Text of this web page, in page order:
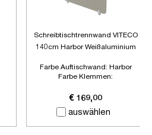
auswählen
Schreibtischtrennwand VITECO
140cm Harbor Weißaluminium
Farbe Auftischwand: Harbor
Farbe Klemmen:
Länge:1400mm
€ 169,00